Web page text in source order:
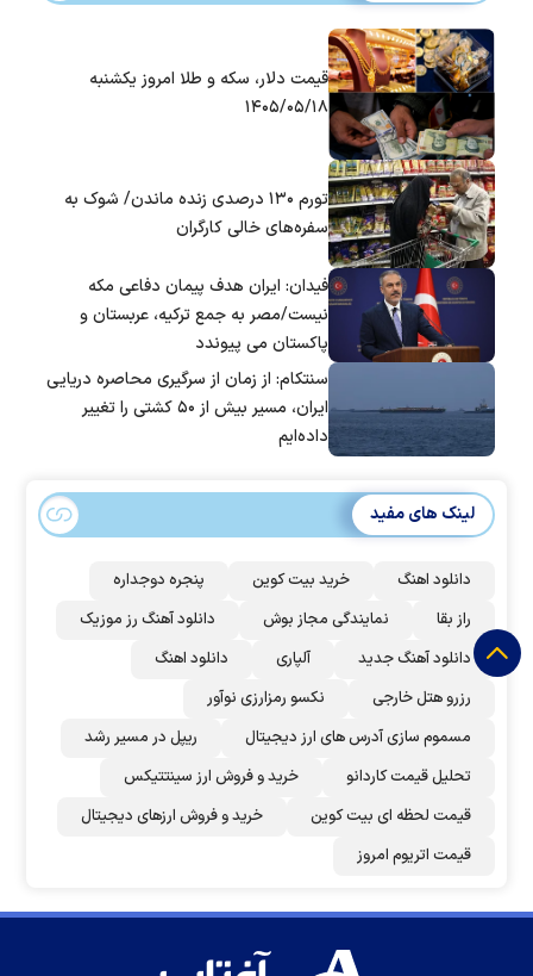
قیمت دلار، سکه و طلا امروز یکشنبه
۱۴۰۵/۰۵/۱۸
تورم ۱۳۰ درصدی زنده ماندن/ شوک به
سفره‌های خالی کارگران
فیدان: ایران هدف پیمان دفاعی مکه
نیست/مصر به جمع ترکیه، عربستان و
پاکستان می پیوندد
سنتکام: از زمان از سرگیری محاصره دریایی
ایران، مسیر بیش از ۵۰ کشتی را تغییر
داده‌ایم
لینک های مفید
دانلود اهنگ خرید بیت کوین
پنجره دوجداره
راز بقا
نمایندگی مجاز بوش
دانلود آهنگ رز‌ موزیک
دانلود آهنگ جدید
آلپاری
دانلود اهنگ
رزرو هتل خارجی
نکسو رمزارزی نوآور
مسموم سازی آدرس های ارز دیجیتال
ریپل در مسیر رشد
تحلیل قیمت کاردانو
خرید و فروش ارز سینتتیکس
قیمت لحظه ای بیت کوین
خرید و فروش ارزهای دیجیتال
قیمت اتریوم امروز